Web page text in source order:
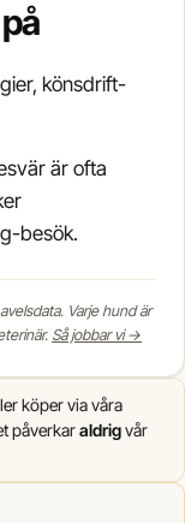
könsdrift-
är ofta
besök.
Varje hund är
Så jobbar vi →
köper via våra
påverkaraldrigvår